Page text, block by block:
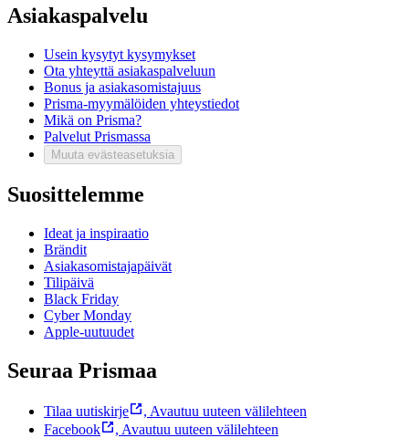
Asiakaspalvelu
Usein kysytyt kysymykset
Ota yhteyttä asiakaspalveluun
Bonus ja asiakasomistajuus
Prisma-myymälöiden yhteystiedot
Mikä on Prisma?
Palvelut Prismassa
Muuta evästeasetuksia
Suosittelemme
Ideat ja inspiraatio
Brändit
Asiakasomistajapäivät
Tilipäivä
Black Friday
Cyber Monday
Apple-uutuudet
Seuraa Prismaa
Tilaa uutiskirje , Avautuu uuteen välilehteen
Facebook
, Avautuu uuteen välilehteen